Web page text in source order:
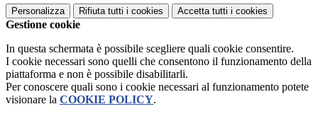
Personalizza Rifiuta tutti i cookies Accetta tutti i cookies
Gestione cookie
In questa schermata è possibile scegliere quali cookie consentire.
I cookie necessari sono quelli che consentono il funzionamento della
piattaforma e non è possibile disabilitarli.
Per conoscere quali sono i cookie necessari al funzionamento potete
visionare la COOKIE POLICY.